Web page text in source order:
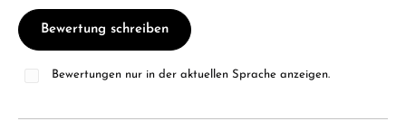
Bewertung schreiben
Bewertungen nur in der aktuellen Sprache anzeigen.